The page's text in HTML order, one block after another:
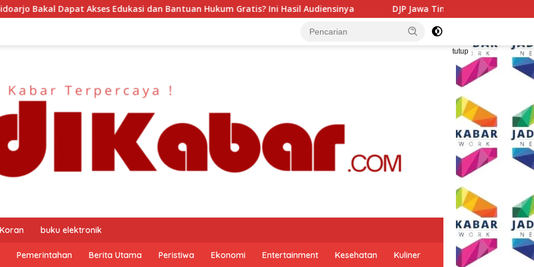
dan Bantuan Hukum Gratis? Ini Hasil Audiensinya DJP Jawa Timur Gandeng GP Ansor Tingkatkan Literasi
tutup
buku elektronik
Pemerintahan Berita Utama Peristiwa Ekonomi Entertainment Kesehatan Kuliner